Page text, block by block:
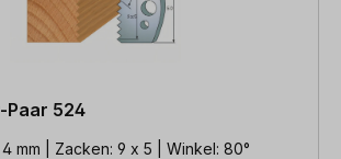
Paar 524
SP-Stahl - 50 x 4 mm | Zacken: 9 x 5 | Winkel: 80°